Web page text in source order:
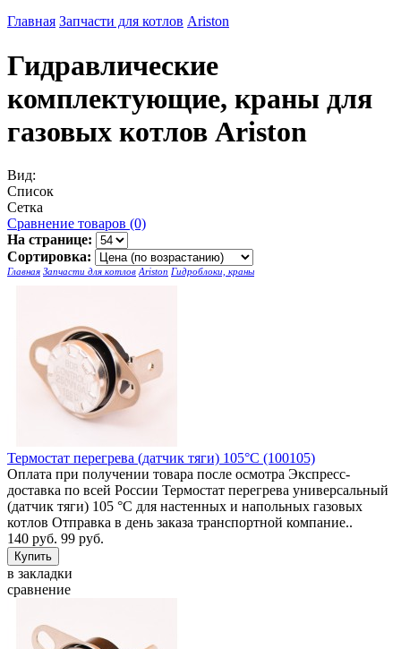
Главная Запчасти для котлов Ariston
Гидравлические
комплектующие, краны для
газовых котлов Ariston
Вид:
Список
Сетка
Сравнение товаров (0)
На странице:
Сортировка:
Главная Запчасти для котлов Ariston Гидроблоки, краны
Термостат перегрева (датчик тяги) 105°C (100105)
Оплата при получении товара после осмотра Экспресс-
доставка по всей России Термостат перегрева универсальный
(датчик тяги) 105 °C для настенных и напольных газовых
котлов Отправка в день заказа транспортной компание..
140 руб. 99 руб.
в закладки
сравнение